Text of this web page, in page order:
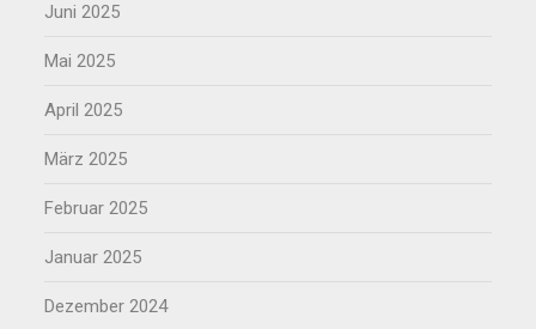
Juni 2025
Mai 2025
April 2025
März 2025
Februar 2025
Januar 2025
Dezember 2024